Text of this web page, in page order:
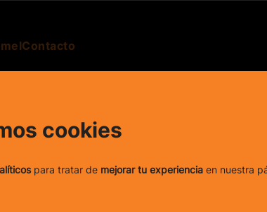
Contacto
cookies
para tratar de mejorar tu experiencia en nuestra